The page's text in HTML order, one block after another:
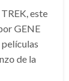
este
GENE
películas
de la